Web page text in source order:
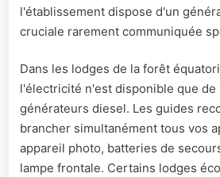
l'établissement dispose d'un
cruciale rarement communiquée
Dans les lodges de la forêt
l'électricité n'est disponible que de
générateurs diesel. Les guides
brancher simultanément tous vos
appareil photo, batteries de
lampe frontale. Certains lodges